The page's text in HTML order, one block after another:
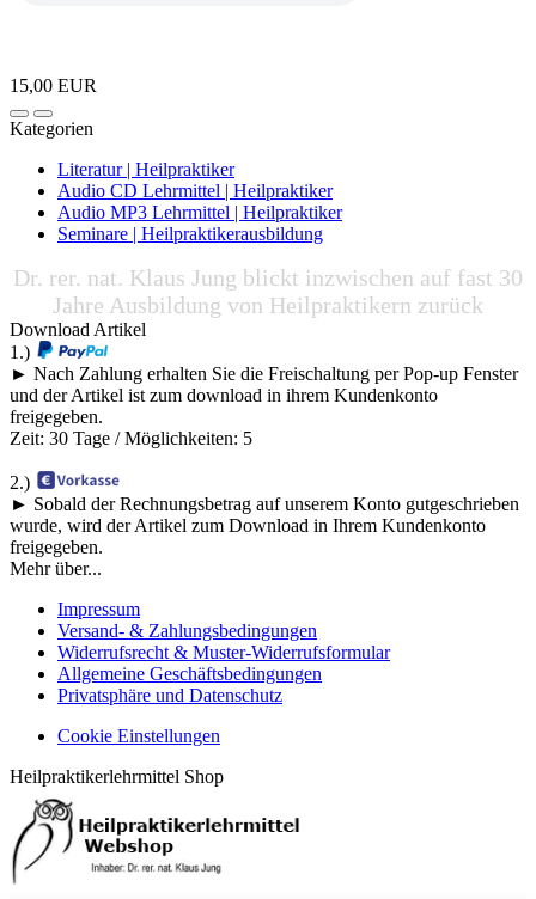
15,00 EUR
Kategorien
Literatur | Heilpraktiker
Audio CD Lehrmittel | Heilpraktiker
Audio MP3 Lehrmittel | Heilpraktiker
Seminare | Heilpraktikerausbildung
Dr. rer. nat. Klaus Jung blickt inzwischen auf fast 30
Jahre Ausbildung von Heilpraktikern zurück
Download Artikel
1.)
► Nach Zahlung erhalten Sie die Freischaltung per Pop-up Fenster
und der Artikel ist zum download in ihrem Kundenkonto
freigegeben.
Zeit: 30 Tage / Möglichkeiten: 5
2.)
► Sobald der Rechnungsbetrag auf unserem Konto gutgeschrieben
wurde, wird der Artikel zum Download in Ihrem Kundenkonto
freigegeben.
Mehr über...
Impressum
Versand- & Zahlungsbedingungen
Widerrufsrecht & Muster-Widerrufsformular
Allgemeine Geschäftsbedingungen
Privatsphäre und Datenschutz
Cookie Einstellungen
Heilpraktikerlehrmittel Shop